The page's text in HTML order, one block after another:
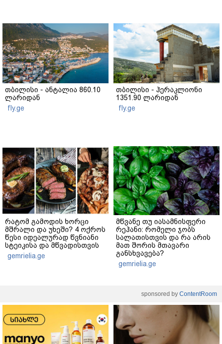
თბილისი - ანტალია 860.10
ლარიდან
fly.ge
თბილისი - ჰერაკლიონი
1351.90 ლარიდან
fly.ge
რატომ გამოდის ხორცი
მშრალი და უხეში? 4 ოქროს
წესი იდეალურად წვნიანი
სტეიკისა და მწვადისთვის
gemrielia.ge
მწვანე თუ იასამნისფერი
რეჰანი: რომელი ჯობს
სალათისთვის და რა არის
მათ შორის მთავარი
განსხვავება?
gemrielia.ge
sponsored by ContentRoom